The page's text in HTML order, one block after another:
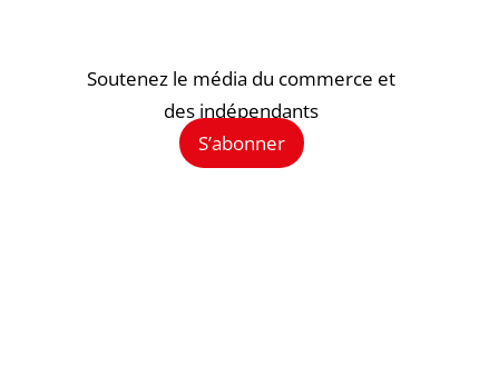
Soutenez le média du commerce et
des indépendants
S’abonner